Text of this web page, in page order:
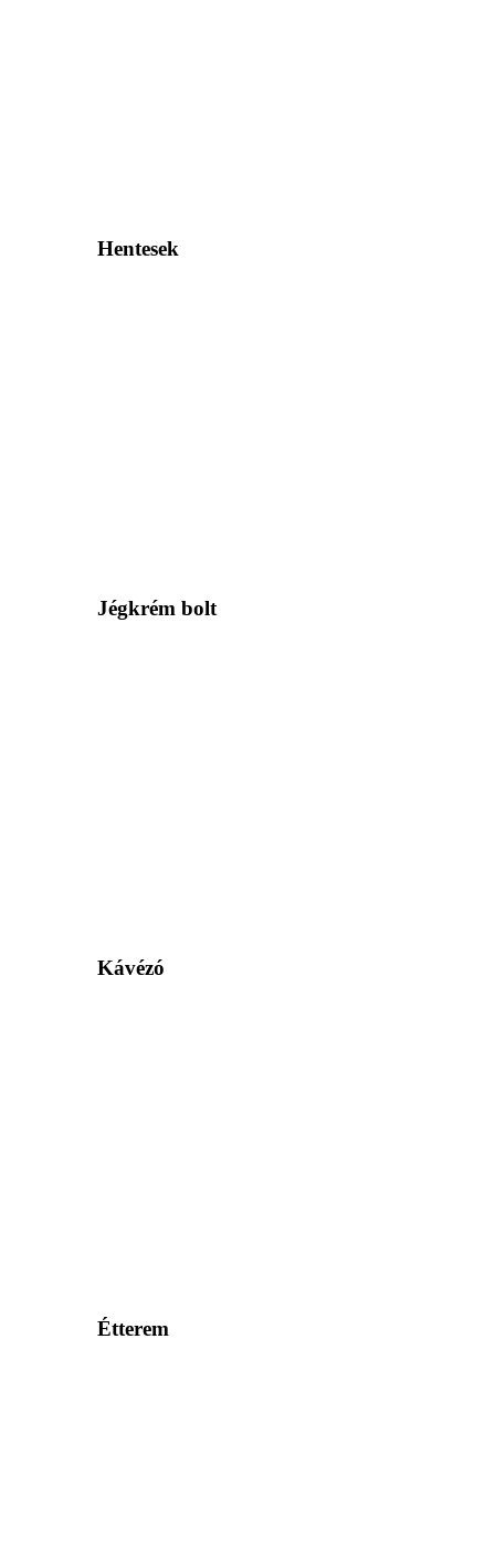
Hentesek
Jégkrém bolt
Kávézó
Étterem